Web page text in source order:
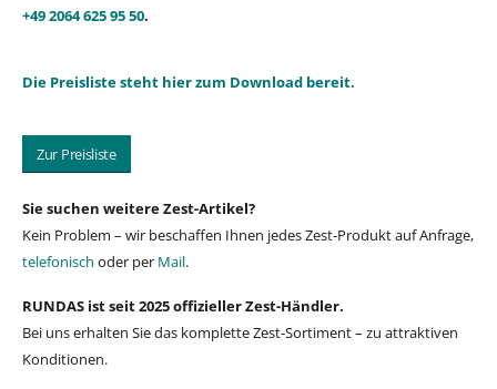
+49 2064 625 95 50.
Die Preisliste steht hier zum Download bereit.
Zur Preisliste
Sie suchen weitere Zest-Artikel?
Kein Problem – wir beschaffen Ihnen jedes Zest-Produkt auf Anfrage,
telefonisch oder per Mail.
RUNDAS ist seit 2025 offizieller Zest-Händler.
Bei uns erhalten Sie das komplette Zest-Sortiment – zu attraktiven
Konditionen.